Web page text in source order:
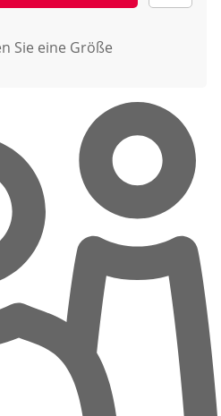
Sie eine Größe